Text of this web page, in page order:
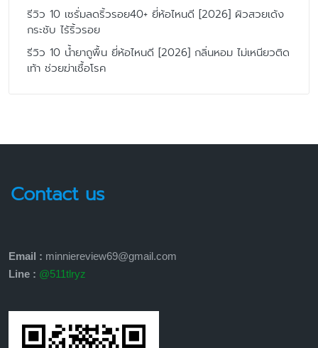
รีวิว 10 เซรั่มลดริ้วรอย40+ ยี่ห้อไหนดี [2026] ผิวสวยเด้ง
กระชับ ไร้ริ้วรอย
รีวิว 10 น้ำยาถูพื้น ยี่ห้อไหนดี [2026] กลิ่นหอม ไม่เหนียวติด
เท้า ช่วยฆ่าเชื้อโรค
Contact us
Email : minniereview69@gmail.com
Line : @511tlryz